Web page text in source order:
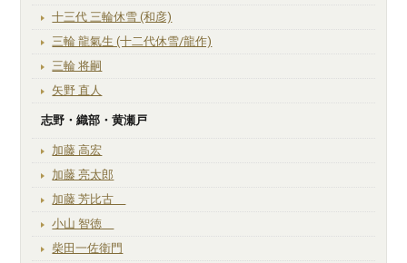
十三代 三輪休雪 (和彦)
三輪 龍氣生 (十二代休雪/龍作)
三輪 将嗣
矢野 直人
志野・織部・黄瀬戸
加藤 高宏
加藤 亮太郎
加藤 芳比古
小山 智徳
柴田一佐衛門